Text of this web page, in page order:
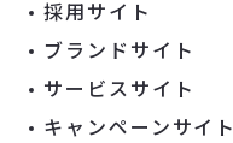
採用サイト
ブランドサイト
サービスサイト
キャンペーンサイト